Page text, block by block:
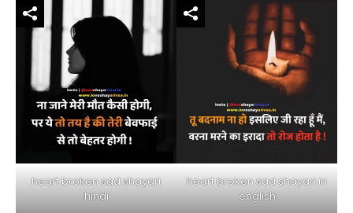
heart broken sad shayari
hindi
heart broken sad shayari in
english